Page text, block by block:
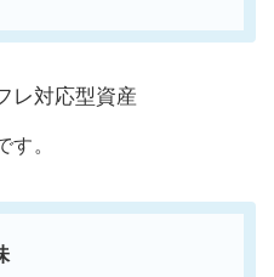
レ対応型資産
す。